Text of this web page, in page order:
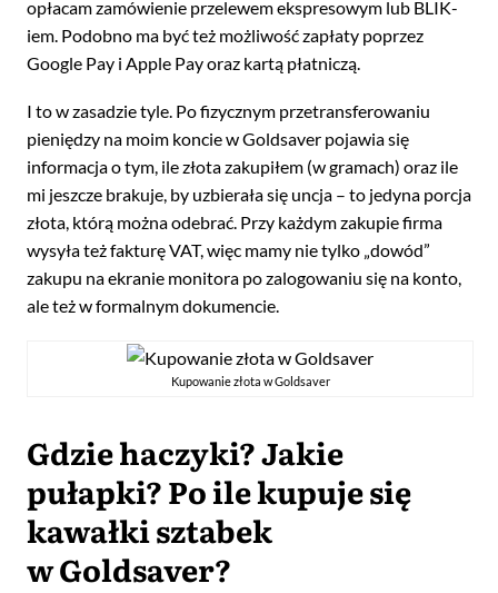
opłacam zamówienie przelewem ekspresowym lub BLIK-
iem. Podobno ma być też możliwość zapłaty poprzez
Google Pay i Apple Pay oraz kartą płatniczą.
I to w zasadzie tyle. Po fizycznym przetransferowaniu
pieniędzy na moim koncie w Goldsaver pojawia się
informacja o tym, ile złota zakupiłem (w gramach) oraz ile
mi jeszcze brakuje, by uzbierała się uncja – to jedyna porcja
złota, którą można odebrać. Przy każdym zakupie firma
wysyła też fakturę VAT, więc mamy nie tylko „dowód”
zakupu na ekranie monitora po zalogowaniu się na konto,
ale też w formalnym dokumencie.
Kupowanie złota w Goldsaver
Gdzie haczyki? Jakie
pułapki? Po ile kupuje się
kawałki sztabek
w Goldsaver?